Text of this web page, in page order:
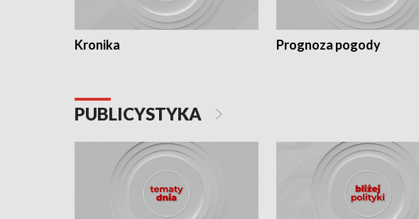
Kronika Prognoza pogody
PUBLICYSTYKA